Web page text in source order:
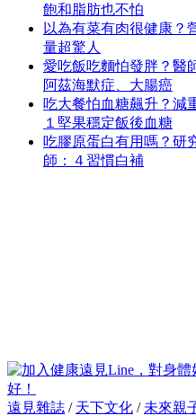
飽和脂肪也不怕
以為有菜有肉很健康？
量超驚人
愛吃飯吃麵怕發胖？醫
阿茲海默症、大腸癌
吃大餐怕血糖飆升？減
１堅果穩定飯後血糖
吃膠原蛋白有用嗎？研
師：４習慣白補
好！
遠見雜誌 / 天下文化 / 未來親